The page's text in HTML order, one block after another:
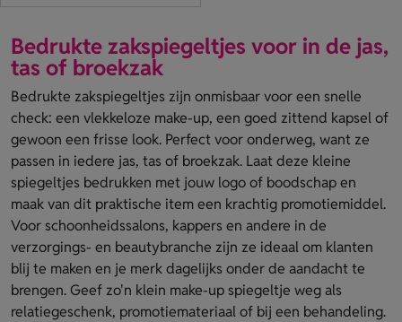
Bedrukte zakspiegeltjes voor in de jas,
tas of broekzak
Bedrukte zakspiegeltjes zijn onmisbaar voor een snelle
check: een vlekkeloze make-up, een goed zittend kapsel of
gewoon een frisse look. Perfect voor onderweg, want ze
passen in iedere jas, tas of broekzak. Laat deze kleine
spiegeltjes bedrukken met jouw logo of boodschap en
maak van dit praktische item een krachtig promotiemiddel.
Voor schoonheidssalons, kappers en andere in de
verzorgings- en beautybranche zijn ze ideaal om klanten
blij te maken en je merk dagelijks onder de aandacht te
brengen. Geef zo'n klein make-up spiegeltje weg als
relatiegeschenk, promotiemateriaal of bij een behandeling.